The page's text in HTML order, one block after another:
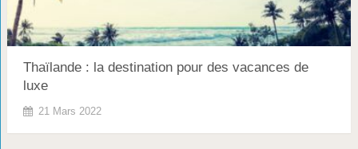
Thaïlande : la destination pour des vacances de
luxe
21 Mars 2022